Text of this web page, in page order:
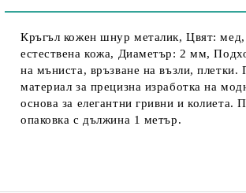
Кръгъл кожен шнур металик, Цвят:
естествена кожа, Диаметър: 2 мм,
на мъниста, връзване на възли, плетки.
материал за прецизна изработка на
основа за елегантни гривни и колиета.
опаковка с дължина 1 метър.